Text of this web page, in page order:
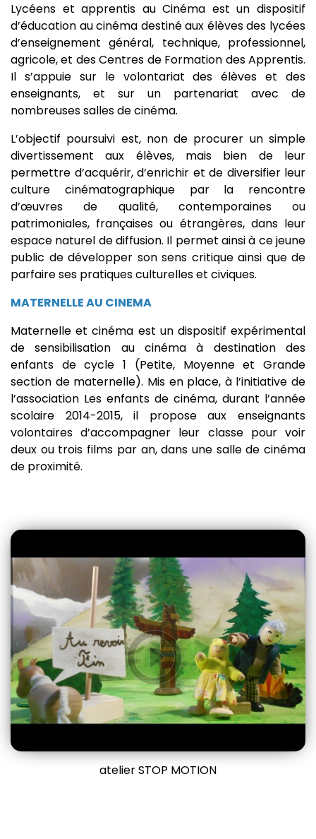
Lycéens et apprentis au Cinéma est un dispositif
d’éducation au cinéma destiné aux élèves des lycées
d’enseignement général, technique, professionnel,
agricole, et des Centres de Formation des Apprentis.
Il s’appuie sur le volontariat des élèves et des
enseignants, et sur un partenariat avec de
nombreuses salles de cinéma.
L’objectif poursuivi est, non de procurer un simple
divertissement aux élèves, mais bien de leur
permettre d’acquérir, d’enrichir et de diversifier leur
culture cinématographique par la rencontre
d’œuvres de qualité, contemporaines ou
patrimoniales, françaises ou étrangères, dans leur
espace naturel de diffusion. Il permet ainsi à ce jeune
public de développer son sens critique ainsi que de
parfaire ses pratiques culturelles et civiques.
MATERNELLE AU CINEMA
Maternelle et cinéma est un dispositif expérimental
de sensibilisation au cinéma à destination des
enfants de cycle 1 (Petite, Moyenne et Grande
section de maternelle). Mis en place, à l’initiative de
l’association Les enfants de cinéma, durant l’année
scolaire 2014-2015, il propose aux enseignants
volontaires d’accompagner leur classe pour voir
deux ou trois films par an, dans une salle de cinéma
de proximité.
atelier STOP MOTION